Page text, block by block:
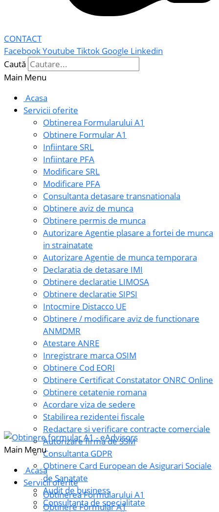
CONTACT
FacebookYoutube Tiktok Google Linkedin
Caută
Main Menu
Acasa
Servicii oferite
Obtinerea Formularului A1
Obtinere Formular A1
Infiintare SRL
Infiintare PFA
Modificare SRL
Modificare PFA
Consultanta detasare transnationala
Obtinere aviz de munca
Obtinere permis de munca
Autorizare Agentie plasare a fortei de munca
in strainatate
Autorizare Agentie de munca temporara
Declaratia de detasare IMI
Obtinere declaratie LIMOSA
Obtinere declaratie SIPSI
Intocmire Distacco UE
Obtinere / modificare aviz de functionare
ANMDMR
Atestare ANRE
Inregistrare marca OSIM
Obtinere Cod EORI
Obtinere Certificat Constatator ONRC Online
Obtinere cetatenie romana
Acordare viza de sedere
Stabilirea rezidentei fiscale
Redactare si verificare contracte comerciale
Autorizare firma de SSM
Consultanta GDPR
Obtinere Card European de Asigurari Sociale
de Sanatate
Audit de business
Consultanta de specialitate
Main Menu
Acasa
Servicii oferite
Obtinerea Formularului A1
Obtinere Formular A1